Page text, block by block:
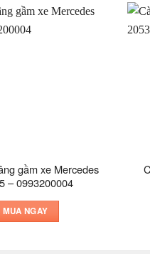
gầm xe Mercedes
– 0993200004
MUA NGAY